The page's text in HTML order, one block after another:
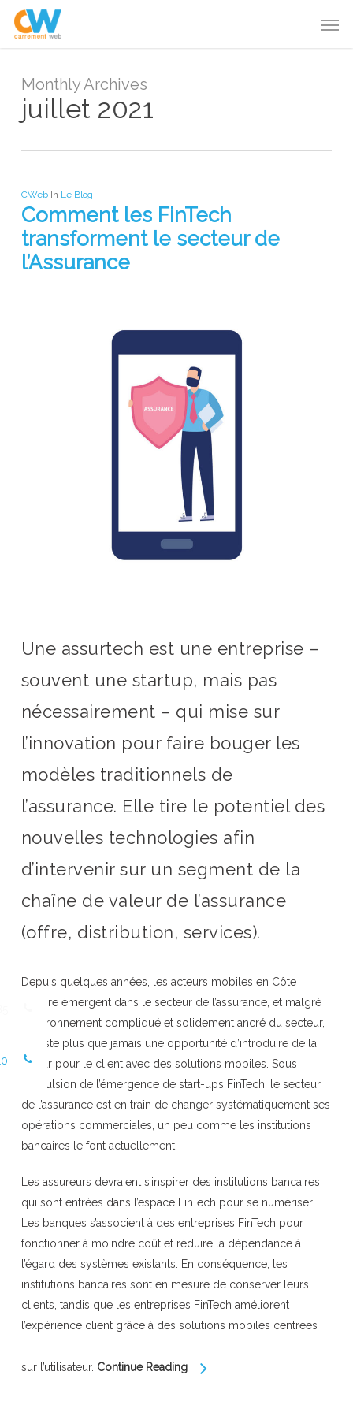
Skip
Monthly Archives
juillet 2021
CWeb In Le Blog
Comment les FinTech
transforment le secteur de
l’Assurance
Une assurtech est une entreprise –
souvent une startup, mais pas
nécessairement – qui mise sur
l’innovation pour faire bouger les
modèles traditionnels de
l’assurance. Elle tire le potentiel des
nouvelles technologies afin
d’intervenir sur un segment de la
chaîne de valeur de l’assurance
(offre, distribution, services).
Depuis quelques années, les acteurs mobiles en Côte
d’Ivoire émergent dans le secteur de l’assurance, et malgré
l’environnement compliqué et solidement ancré du secteur,
il existe plus que jamais une opportunité d’introduire de la
valeur pour le client avec des solutions mobiles. Sous
l’impulsion de l’émergence de start-ups FinTech, le secteur
de l’assurance est en train de changer systématiquement ses
opérations commerciales, un peu comme les institutions
bancaires le font actuellement.
Les assureurs devraient s’inspirer des institutions bancaires
qui sont entrées dans l’espace FinTech pour se numériser.
Les banques s’associent à des entreprises FinTech pour
fonctionner à moindre coût et réduire la dépendance à
l’égard des systèmes existants. En conséquence, les
institutions bancaires sont en mesure de conserver leurs
clients, tandis que les entreprises FinTech améliorent
l’expérience client grâce à des solutions mobiles centrées
sur l’utilisateur. Continue Reading